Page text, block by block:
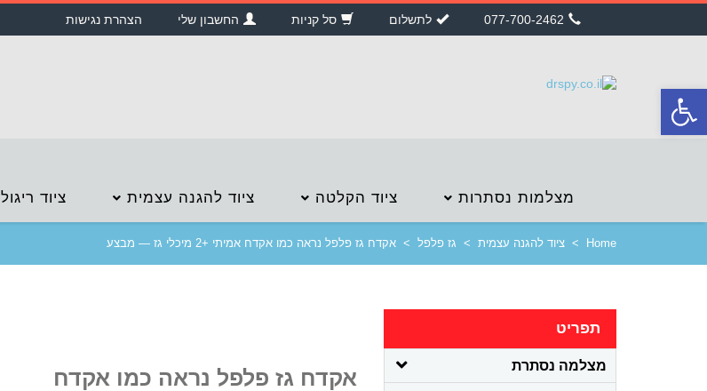
סרגל
נגישות
הצהרת נגישות החשבון שלי סל קניות לתשלום 077-700-2462
מצלמות נסתרות ציוד הקלטה ציוד להגנה עצמית ציוד ריגול
Home
> ציוד להגנה עצמית > גז פלפל > אקדח גז פלפל נראה כמו אקדח אמיתי +2 מיכלי גז — מבצע
אקדח גז פלפל נראה כמו אקדח
תפריט
מצלמה נסתרת